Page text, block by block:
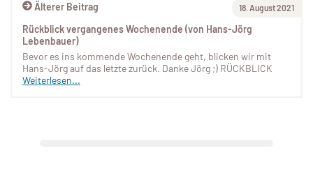
Älterer Beitrag 18. August 2021
Rückblick vergangenes Wochenende (von Hans-Jörg
Lebenbauer)
Bevor es ins kommende Wochenende geht, blicken wir mit
Hans-Jörg auf das letzte zurück. Danke Jörg ;) RÜCKBLICK
Weiterlesen...